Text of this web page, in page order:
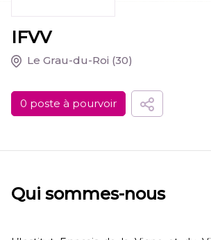
IFVV
Le Grau-du-Roi (30)
0 poste à pourvoir
Qui sommes-nous